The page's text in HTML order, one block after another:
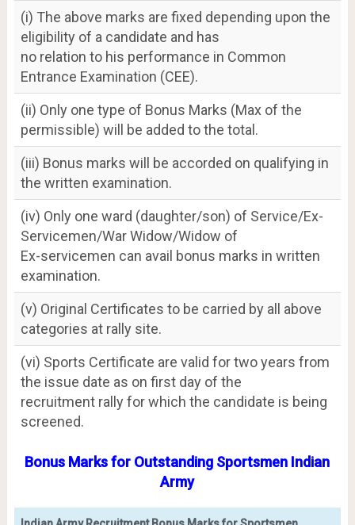
(i) The above marks are fixed depending upon the
eligibility of a candidate and has
no relation to his performance in Common
Entrance Examination (CEE).
(ii) Only one type of Bonus Marks (Max of the
permissible) will be added to the total.
(iii) Bonus marks will be accorded on qualifying in
the written examination.
(iv) Only one ward (daughter/son) of Service/Ex-
Servicemen/War Widow/Widow of
Ex-servicemen can avail bonus marks in written
examination.
(v) Original Certificates to be carried by all above
categories at rally site.
(vi) Sports Certificate are valid for two years from
the issue date as on first day of the
recruitment rally for which the candidate is being
screened.
Bonus Marks for Outstanding Sportsmen Indian
Army